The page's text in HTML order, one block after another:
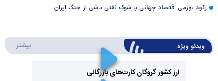
رکود تورمی اقتصاد جهانی با شوک نفتی ناشی از جنگ ایران
ویدئو ویژه بیشتر
ارز کشور گروگان کارت‌های بازرگانی